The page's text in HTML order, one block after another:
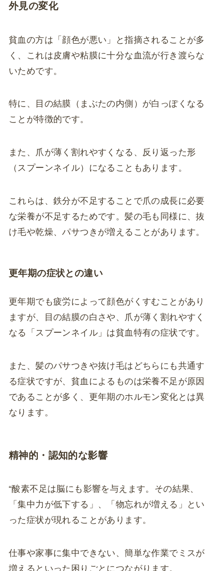
外見の変化
貧血の方は「顔色が悪い」と指摘されることが多
く、これは皮膚や粘膜に十分な血流が行き渡らな
いためです。
特に、目の結膜（まぶたの内側）が白っぽくなる
ことが特徴的です。
また、爪が薄く割れやすくなる、反り返った形
（スプーンネイル）になることもあります。
これらは、鉄分が不足することで爪の成長に必要
な栄養が不足するためです。髪の毛も同様に、抜
け毛や乾燥、パサつきが増えることがあります。
更年期の症状との違い
更年期でも疲労によって顔色がくすむことがあり
ますが、目の結膜の白さや、爪が薄く割れやすく
なる「スプーンネイル」は貧血特有の症状です。
また、髪のパサつきや抜け毛はどちらにも共通す
る症状ですが、貧血によるものは栄養不足が原因
であることが多く、更年期のホルモン変化とは異
なります。
精神的・認知的な影響
“酸素不足は脳にも影響を与えます。その結果、
「集中力が低下する」、「物忘れが増える」とい
った症状が現れることがあります。
仕事や家事に集中できない、簡単な作業でミスが
増えるといった困りごとにつながります。